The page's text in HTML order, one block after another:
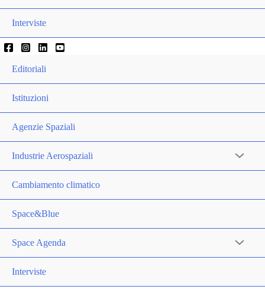
Interviste
Editoriali
Istituzioni
Agenzie Spaziali
Industrie Aerospaziali
Cambiamento climatico
Space&Blue
Space Agenda
Interviste